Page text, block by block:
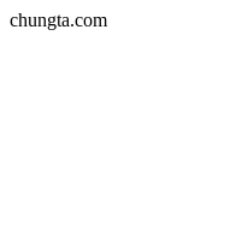
chungta.com